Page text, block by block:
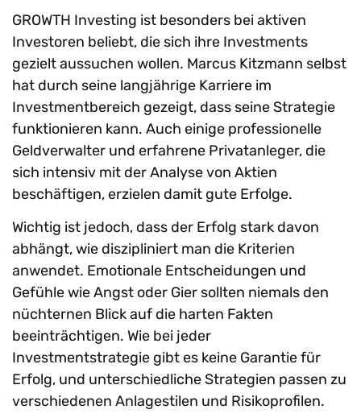
GROWTH Investing ist besonders bei aktiven
Investoren beliebt, die sich ihre Investments
gezielt aussuchen wollen. Marcus Kitzmann selbst
hat durch seine langjährige Karriere im
Investmentbereich gezeigt, dass seine Strategie
funktionieren kann. Auch einige professionelle
Geldverwalter und erfahrene Privatanleger, die
sich intensiv mit der Analyse von Aktien
beschäftigen, erzielen damit gute Erfolge.
Wichtig ist jedoch, dass der Erfolg stark davon
abhängt, wie diszipliniert man die Kriterien
anwendet. Emotionale Entscheidungen und
Gefühle wie Angst oder Gier sollten niemals den
nüchternen Blick auf die harten Fakten
beeinträchtigen. Wie bei jeder
Investmentstrategie gibt es keine Garantie für
Erfolg, und unterschiedliche Strategien passen zu
verschiedenen Anlagestilen und Risikoprofilen.